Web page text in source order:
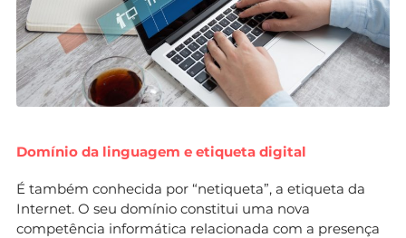
Domínio da linguagem e etiqueta digital
É também conhecida por “netiqueta”, a etiqueta da
Internet. O seu domínio constitui uma nova
competência informática relacionada com a presença